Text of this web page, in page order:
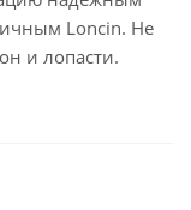
Loncin. Не
и лопасти.